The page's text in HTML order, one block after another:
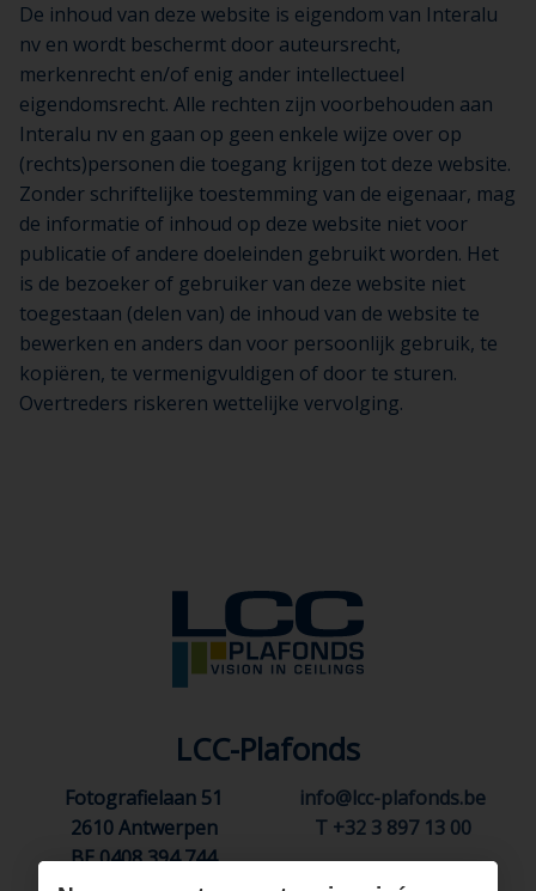
De inhoud van deze website is eigendom van Interalu
nv en wordt beschermt door auteursrecht,
merkenrecht en/of enig ander intellectueel
eigendomsrecht. Alle rechten zijn voorbehouden aan
Interalu nv en gaan op geen enkele wijze over op
(rechts)personen die toegang krijgen tot deze website.
Zonder schriftelijke toestemming van de eigenaar, mag
de informatie of inhoud op deze website niet voor
publicatie of andere doeleinden gebruikt worden. Het
is de bezoeker of gebruiker van deze website niet
toegestaan (delen van) de inhoud van de website te
bewerken en anders dan voor persoonlijk gebruik, te
kopiëren, te vermenigvuldigen of door te sturen.
Overtreders riskeren wettelijke vervolging.
LCC-Plafonds
Fotografielaan 51
2610 Antwerpen
BE 0408 394 744
info@lcc-plafonds.be
T +32 3 897 13 00